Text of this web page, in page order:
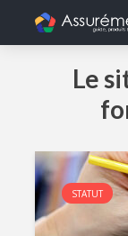
Le
STATUT